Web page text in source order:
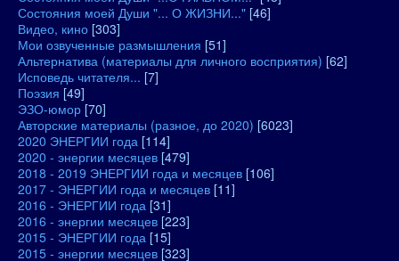
Состояния моей Души "... О ЖИЗНИ..." [46]
Видео, кино [303]
Мои озвученные размышления [51]
Альтернатива (материалы для личного восприятия) [62]
Исповедь читателя... [7]
Поэзия [49]
ЭЗО-юмор [70]
Авторские материалы (разное, до 2020) [6023]
2020 ЭНЕРГИИ года [114]
2020 - энергии месяцев [479]
2018 - 2019 ЭНЕРГИИ года и месяцев [106]
2017 - ЭНЕРГИИ года и месяцев [11]
2016 - ЭНЕРГИИ года [31]
2016 - энергии месяцев [223]
2015 - ЭНЕРГИИ года [15]
2015 - энергии месяцев [323]